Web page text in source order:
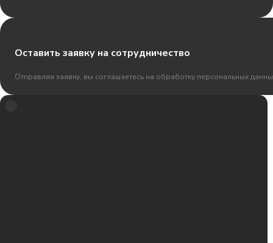
Оставить заявку на сотрудничество
Отправляя заявку, вы соглашаетесь на обработку персональных